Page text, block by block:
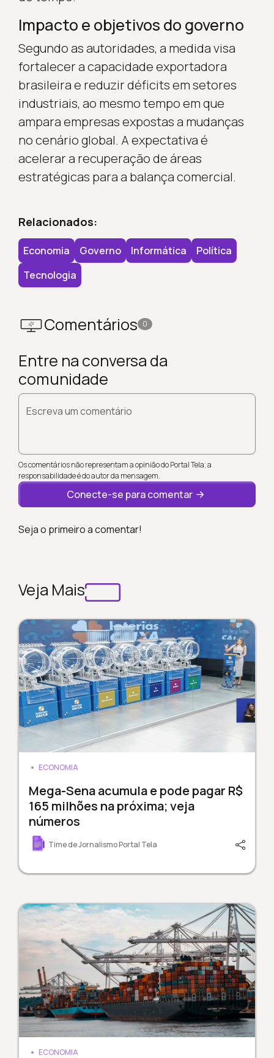
Impacto e objetivos do governo
Segundo as autoridades, a medida visa
fortalecer a capacidade exportadora
brasileira e reduzir déficits em setores
industriais, ao mesmo tempo em que
ampara empresas expostas a mudanças
no cenário global. A expectativa é
acelerar a recuperação de áreas
estratégicas para a balança comercial.
Relacionados:
Economia Governo Informática
Política
Tecnologia
Comentários 0
Entre na conversa da
comunidade
Escreva um comentário
Os comentários não representam a opinião do Portal Tela; a
responsabilidade é do autor da mensagem.
Conecte-se para comentar
Seja o primeiro a comentar!
Veja Mais
ECONOMIA
Mega-Sena acumula e pode pagar R$
165 milhões na próxima; veja
números
Time de Jornalismo Portal Tela
ECONOMIA